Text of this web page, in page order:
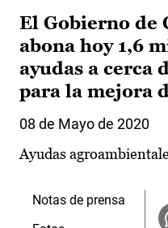
El Gobierno de
abona hoy 1,6
ayudas a cerca
para la mejora
08 de Mayo de 2020
Ayudas
Notas de prensa